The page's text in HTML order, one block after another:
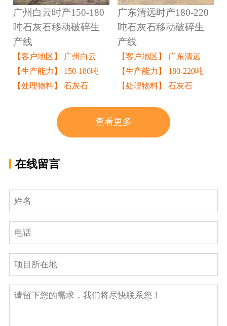
广州白云时产150-180
吨石灰石移动破碎生
产线
【客户地区】 广州白云
【生产能力】 150-180吨
【处理物料】 石灰石
广东清远时产180-220
吨石灰石移动破碎生
产线
【客户地区】 广东清远
【生产能力】 180-220吨
【处理物料】 石灰石
查看更多
在线留言